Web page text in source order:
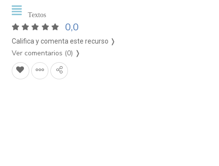
Textos
0,0
Califica y comenta este recurso ❭
Ver comentarios (0) ❭